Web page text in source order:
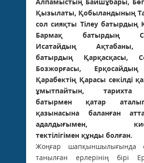
Қызылаты, Қобыландының
сол сияқты Тілеу батырдың
Бармақ батырдың
Исатайдың
батырдың Қарқасқасы,
Бозжорғасы,
Қарабектің Қарасы секілді
ұмытпайтын, тарихта
батырмен қатар
қазынасына баланған
адалдығымен,
тектілігімен құнды болған.
Жоңғар шапқыншылығында
танылған ерлерінің бірі